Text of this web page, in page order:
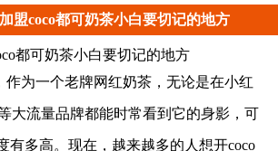
盟coco都可奶茶小白要切记的地方
都可奶茶小白要切记的地方
为一个老牌网红奶茶，无论是在小红
大流量品牌都能时常看到它的身影，可
有多高。现在，越来越多的人想开coco